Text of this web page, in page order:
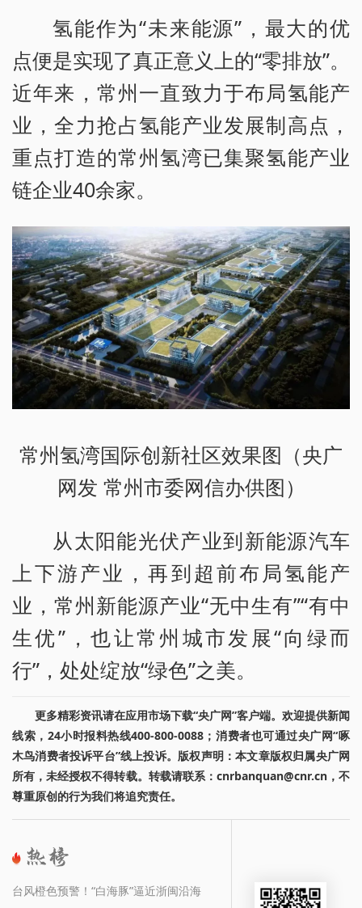
氢能作为“未来能源”，最大的优
点便是实现了真正意义上的“零排放”。
近年来，常州一直致力于布局氢能产
业，全力抢占氢能产业发展制高点，
重点打造的常州氢湾已集聚氢能产业
链企业40余家。
常州氢湾国际创新社区效果图（央广
网发 常州市委网信办供图）
从太阳能光伏产业到新能源汽车
上下游产业，再到超前布局氢能产
业，常州新能源产业“无中生有”“有中
生优”，也让常州城市发展“向绿而
行”，处处绽放“绿色”之美。
更多精彩资讯请在应用市场下载“央广网”客户端。欢迎提供新闻
线索，24小时报料热线400-800-0088；消费者也可通过央广网“啄
木鸟消费者投诉平台”线上投诉。版权声明：本文章版权归属央广网
所有，未经授权不得转载。转载请联系：cnrbanquan@cnr.cn，不
尊重原创的行为我们将追究责任。
台风橙色预警！“白海豚”逼近浙闽沿海